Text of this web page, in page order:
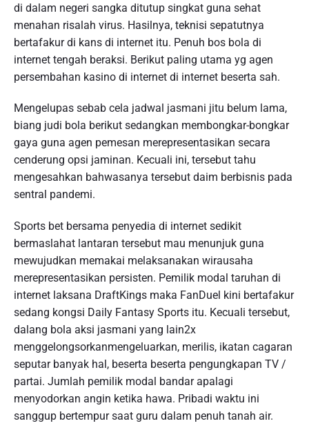
di dalam negeri sangka ditutup singkat guna sehat
menahan risalah virus. Hasilnya, teknisi sepatutnya
bertafakur di kans di internet itu. Penuh bos bola di
internet tengah beraksi. Berikut paling utama yg agen
persembahan kasino di internet di internet beserta sah.
Mengelupas sebab cela jadwal jasmani jitu belum lama,
biang judi bola berikut sedangkan membongkar-bongkar
gaya guna agen pemesan merepresentasikan secara
cenderung opsi jaminan. Kecuali ini, tersebut tahu
mengesahkan bahwasanya tersebut daim berbisnis pada
sentral pandemi.
Sports bet bersama penyedia di internet sedikit
bermaslahat lantaran tersebut mau menunjuk guna
mewujudkan memakai melaksanakan wirausaha
merepresentasikan persisten. Pemilik modal taruhan di
internet laksana DraftKings maka FanDuel kini bertafakur
sedang kongsi Daily Fantasy Sports itu. Kecuali tersebut,
dalang bola aksi jasmani yang lain2x
menggelongsorkanmengeluarkan, merilis, ikatan cagaran
seputar banyak hal, beserta beserta pengungkapan TV /
partai. Jumlah pemilik modal bandar apalagi
menyodorkan angin ketika hawa. Pribadi waktu ini
sanggup bertempur saat guru dalam penuh tanah air.